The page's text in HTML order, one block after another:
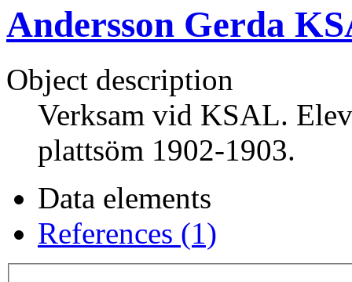
Andersson Gerda
Object description
Verksam vid KSAL.
plattsöm 1902-1903.
Data elements
References (1)